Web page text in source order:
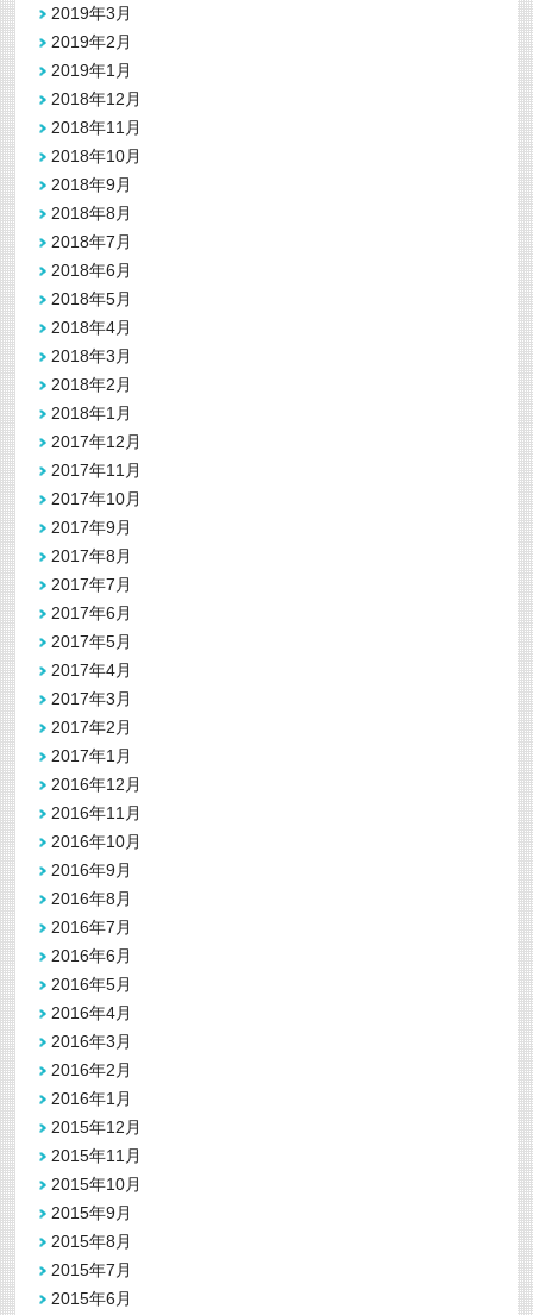
2019年3月
2019年2月
2019年1月
2018年12月
2018年11月
2018年10月
2018年9月
2018年8月
2018年7月
2018年6月
2018年5月
2018年4月
2018年3月
2018年2月
2018年1月
2017年12月
2017年11月
2017年10月
2017年9月
2017年8月
2017年7月
2017年6月
2017年5月
2017年4月
2017年3月
2017年2月
2017年1月
2016年12月
2016年11月
2016年10月
2016年9月
2016年8月
2016年7月
2016年6月
2016年5月
2016年4月
2016年3月
2016年2月
2016年1月
2015年12月
2015年11月
2015年10月
2015年9月
2015年8月
2015年7月
2015年6月